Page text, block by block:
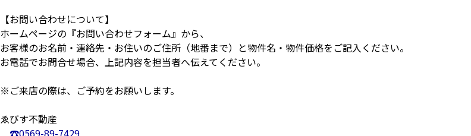
【お問い合わせについて】
ホームページの『お問い合わせフォーム』から、
お客様のお名前・連絡先・お住いのご住所（地番まで）と物件名・物件価格をご記入ください。
お電話でお問合せ場合、上記内容を担当者へ伝えてください。
※ご来店の際は、ご予約をお願いします。
ゑびす不動産
☎0569-89-7429